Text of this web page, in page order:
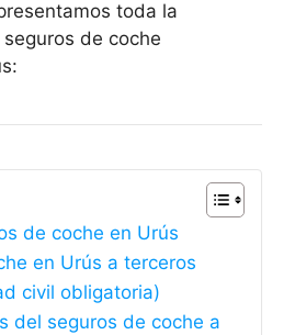
toda la
de coche
de coche en Urús
en Urús a terceros
civil obligatoria)
del seguros de coche a